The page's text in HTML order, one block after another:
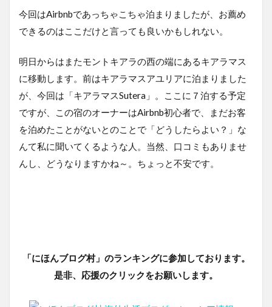
今回はAirbnbであっちゃこちゃ泊まりましたが、お薦め
できるのはここだけと言っても良いかもしれない。
明日からはまたモントキアラの西の端にあるキアラマス
に移動します。前はキアラマスアユリアに泊まりました
が、今回は「キアラマスSutera」。ここに７泊する予定
ですが、この宿のオーナーはAirbnb初心者で、まだお客
を泊めたことがないとのことで「どうしたらよい？」な
んて私に聞いてくるような人。当然、口コミもありませ
んし、どうなりますかね～。ちょっと不安です。
「にほんブログ村」のランキングに参加しております。
是非、応援のクリックをお願いします。